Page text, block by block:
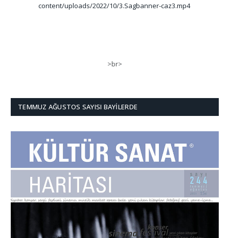
content/uploads/2022/10/3.Sagbanner-caz3.mp4
>br>
TEMMUZ AĞUSTOS SAYISI BAYILERDE